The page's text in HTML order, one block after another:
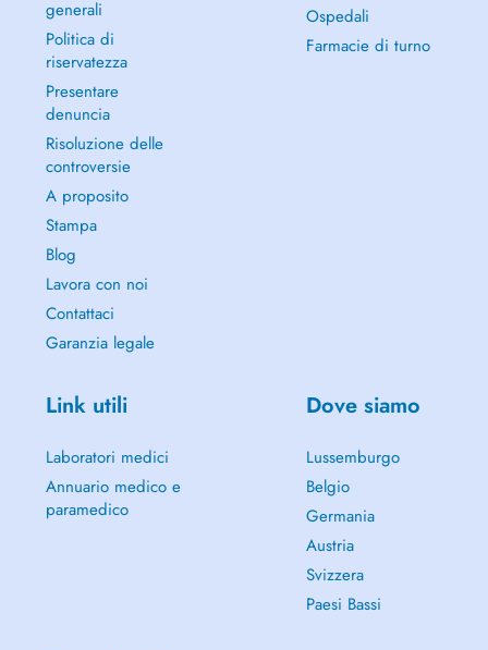
generali
Politica di
riservatezza
Presentare
denuncia
Risoluzione delle
controversie
A proposito
Stampa
Blog
Lavora con noi
Contattaci
Garanzia legale
Ospedali
Farmacie di turno
Link utili
Laboratori medici
Annuario medico e
paramedico
Dove siamo
Lussemburgo
Belgio
Germania
Austria
Svizzera
Paesi Bassi